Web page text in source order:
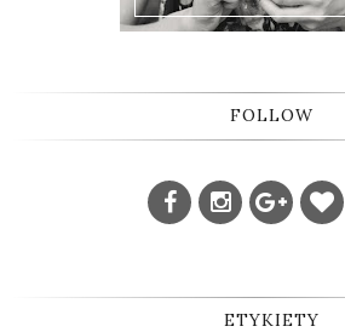
FOLLOW
ETYKIETY